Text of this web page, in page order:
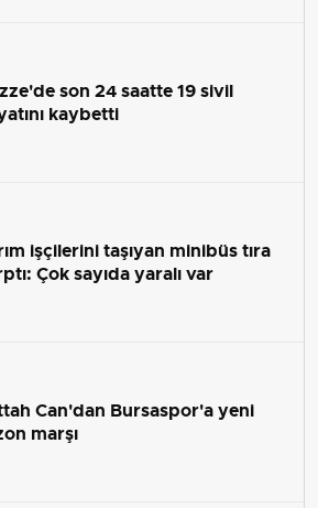
son 24 saatte 19 sivil
kaybetti
işçilerini taşıyan minibüs tıra
Çok sayıda yaralı var
Can'dan Bursaspor'a yeni
marşı